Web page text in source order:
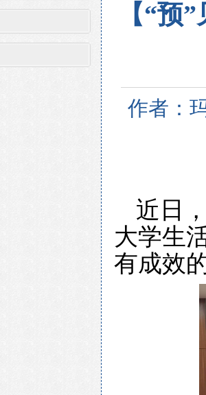
【“预
作者：
近日
大学生
有成效